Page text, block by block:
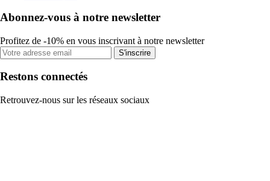
Abonnez-vous à notre newsletter
Profitez de -10% en vous inscrivant à notre newsletter
S'inscrire
Restons connectés
Retrouvez-nous sur les réseaux sociaux